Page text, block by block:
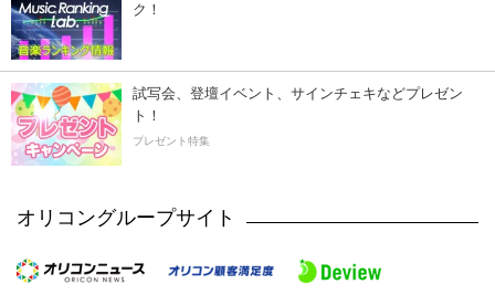
ク！
試写会、登壇イベント、サインチェキなどプレゼン
ト！
プレゼント特集
オリコングループサイト